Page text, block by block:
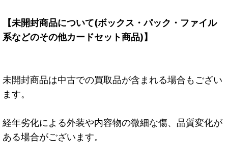
【未開封商品について(ボックス・パック・ファイル
系などのその他カードセット商品)】
未開封商品は中古での買取品が含まれる場合もござい
ます。
経年劣化による外装や内容物の微細な傷、品質変化が
ある場合がございます。